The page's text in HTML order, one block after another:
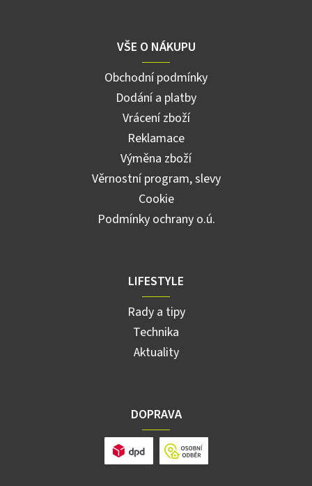
VŠE O NÁKUPU
Obchodní podmínky
Dodání a platby
Vrácení zboží
Reklamace
Výměna zboží
Věrnostní program, slevy
Cookie
Podmínky ochrany o.ú.
LIFESTYLE
Rady a tipy
Technika
Aktuality
DOPRAVA